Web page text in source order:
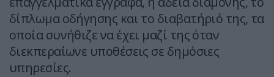
δίπλωμα οδήγησης και το διαβατήριό της, τα
οποία συνήθιζε να έχει μαζί της όταν
διεκπεραίωνε υποθέσεις σε δημόσιες
υπηρεσίες.